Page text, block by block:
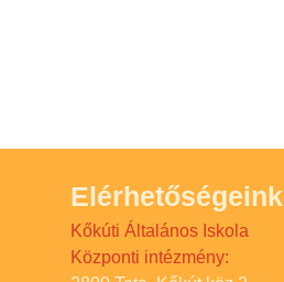
Elérhetőségeink
Kőkúti Általános Iskola
Központi intézmény: